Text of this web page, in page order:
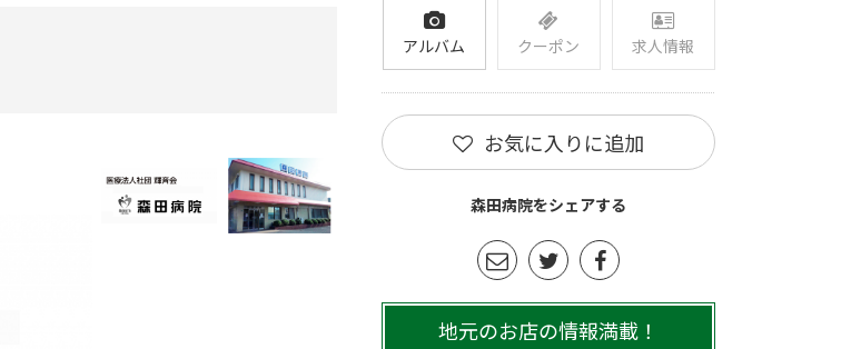
アルバム クーポン 求人情報
お気に入りに追加
森田病院をシェアする
地元のお店の情報満載！